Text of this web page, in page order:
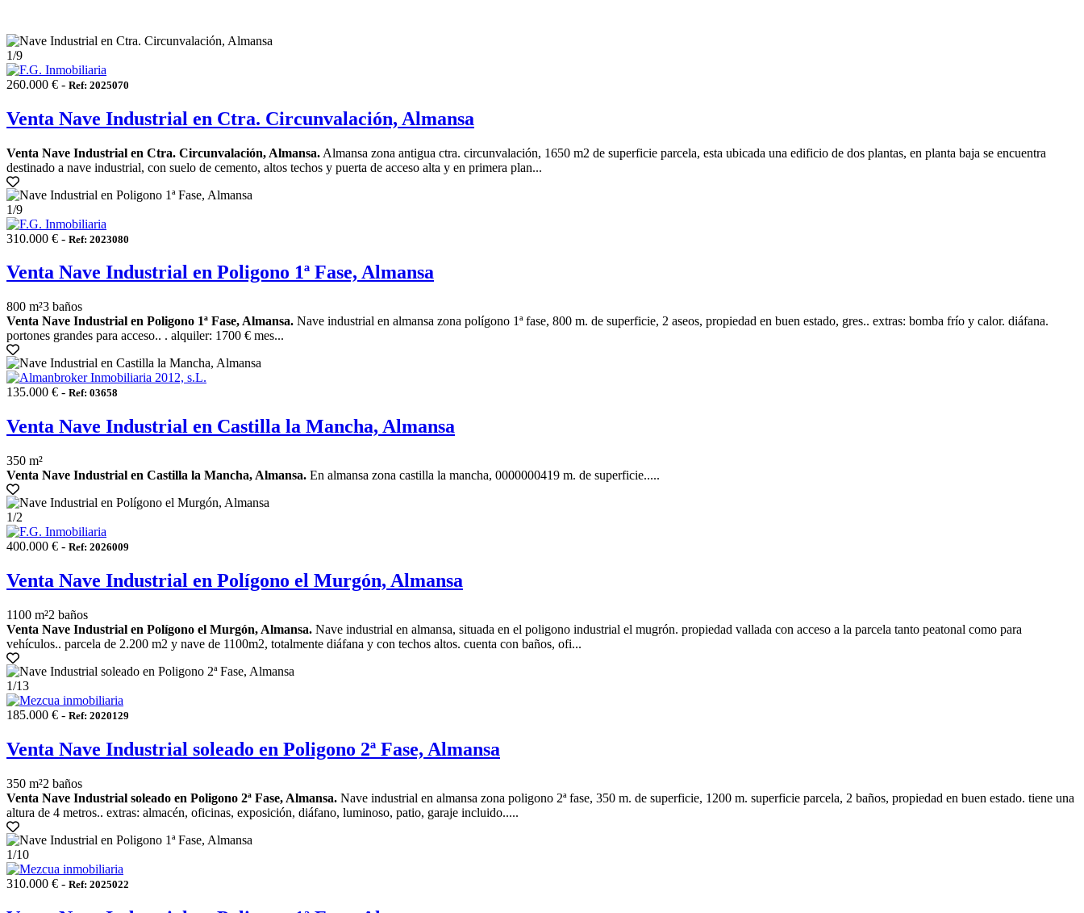
1/9
260.000 € - Ref: 2025070
Venta Nave Industrial en Ctra. Circunvalación, Almansa
Venta Nave Industrial en Ctra. Circunvalación, Almansa. Almansa zona antigua ctra. circunvalación, 1650 m2 de superficie parcela, esta ubicada una edificio de dos plantas, en planta baja se encuentra
destinado a nave industrial, con suelo de cemento, altos techos y puerta de acceso alta y en primera plan...
1/9
310.000 € - Ref: 2023080
Venta Nave Industrial en Poligono 1ª Fase, Almansa
800 m²3 baños
Venta Nave Industrial en Poligono 1ª Fase, Almansa. Nave industrial en almansa zona polígono 1ª fase, 800 m. de superficie, 2 aseos, propiedad en buen estado, gres.. extras: bomba frío y calor. diáfana.
portones grandes para acceso.. . alquiler: 1700 € mes...
135.000 € - Ref: 03658
Venta Nave Industrial en Castilla la Mancha, Almansa
350 m²
Venta Nave Industrial en Castilla la Mancha, Almansa. En almansa zona castilla la mancha, 0000000419 m. de superficie.....
1/2
400.000 € - Ref: 2026009
Venta Nave Industrial en Polígono el Murgón, Almansa
1100 m²2 baños
Venta Nave Industrial en Polígono el Murgón, Almansa. Nave industrial en almansa, situada en el poligono industrial el mugrón. propiedad vallada con acceso a la parcela tanto peatonal como para
vehículos.. parcela de 2.200 m2 y nave de 1100m2, totalmente diáfana y con techos altos. cuenta con baños, ofi...
1/13
185.000 € - Ref: 2020129
Venta Nave Industrial soleado en Poligono 2ª Fase, Almansa
350 m²2 baños
Venta Nave Industrial soleado en Poligono 2ª Fase, Almansa. Nave industrial en almansa zona poligono 2ª fase, 350 m. de superficie, 1200 m. superficie parcela, 2 baños, propiedad en buen estado. tiene una
altura de 4 metros.. extras: almacén, oficinas, exposición, diáfano, luminoso, patio, garaje incluido.....
1/10
310.000 € - Ref: 2025022